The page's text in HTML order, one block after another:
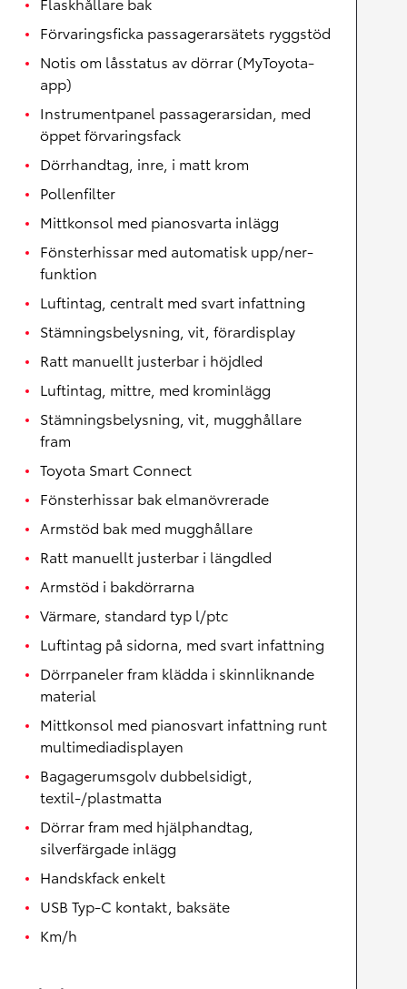
Förvaringsficka passagerarsätets ryggstöd
Notis om låsstatus av dörrar (MyToyota-
app)
Instrumentpanel passagerarsidan, med
öppet förvaringsfack
Dörrhandtag, inre, i matt krom
Pollenfilter
Mittkonsol med pianosvarta inlägg
Fönsterhissar med automatisk upp/ner-
funktion
Luftintag, centralt med svart infattning
Stämningsbelysning, vit, förardisplay
Ratt manuellt justerbar i höjdled
Luftintag, mittre, med krominlägg
Stämningsbelysning, vit, mugghållare
fram
Toyota Smart Connect
Fönsterhissar bak elmanövrerade
Armstöd bak med mugghållare
Ratt manuellt justerbar i längdled
Armstöd i bakdörrarna
Värmare, standard typ l/ptc
Luftintag på sidorna, med svart infattning
Dörrpaneler fram klädda i skinnliknande
material
Mittkonsol med pianosvart infattning runt
multimediadisplayen
Bagagerumsgolv dubbelsidigt,
textil-/plastmatta
Dörrar fram med hjälphandtag,
silverfärgade inlägg
Handskfack enkelt
USB Typ-C kontakt, baksäte
Km/h